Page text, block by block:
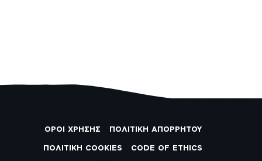
ΟΡΟΙ ΧΡΗΣΗΣ ΠΟΛΙΤΙΚΗ ΑΠΟΡΡΗΤΟΥ
ΠΟΛΙΤΙΚΗ COOKIES CODE OF ETHICS